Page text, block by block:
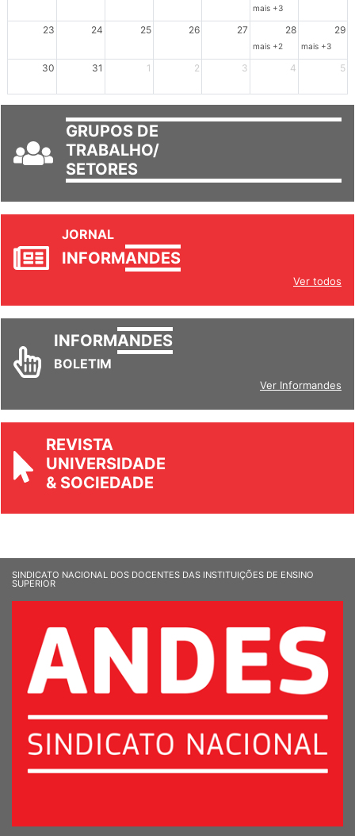
mais +3
23 24 25 26 27 28 29
mais +2 mais +3
30 31 1 2 3 4 5
GRUPOS DE
TRABALHO/
SETORES
JORNAL
INFORMANDES
Ver todos
INFORMANDES
BOLETIM
Ver Informandes
REVISTA
UNIVERSIDADE
& SOCIEDADE
SINDICATO NACIONAL DOS DOCENTES DAS INSTITUIÇÕES DE ENSINO
SUPERIOR